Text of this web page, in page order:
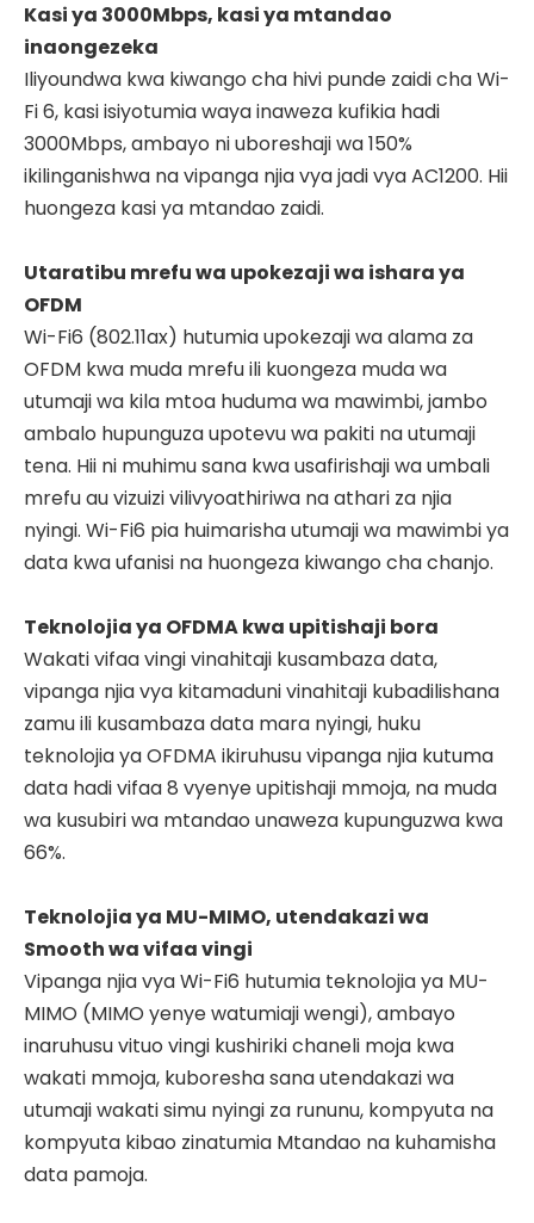
Kasi ya 3000Mbps, kasi ya mtandao
inaongezeka
Iliyoundwa kwa kiwango cha hivi punde zaidi cha Wi-
Fi 6, kasi isiyotumia waya inaweza kufikia hadi
3000Mbps, ambayo ni uboreshaji wa 150%
ikilinganishwa na vipanga njia vya jadi vya AC1200. Hii
huongeza kasi ya mtandao zaidi.
Utaratibu mrefu wa upokezaji wa ishara ya
OFDM
Wi-Fi6 (802.11ax) hutumia upokezaji wa alama za
OFDM kwa muda mrefu ili kuongeza muda wa
utumaji wa kila mtoa huduma wa mawimbi, jambo
ambalo hupunguza upotevu wa pakiti na utumaji
tena. Hii ni muhimu sana kwa usafirishaji wa umbali
mrefu au vizuizi vilivyoathiriwa na athari za njia
nyingi. Wi-Fi6 pia huimarisha utumaji wa mawimbi ya
data kwa ufanisi na huongeza kiwango cha chanjo.
Teknolojia ya OFDMA kwa upitishaji bora
Wakati vifaa vingi vinahitaji kusambaza data,
vipanga njia vya kitamaduni vinahitaji kubadilishana
zamu ili kusambaza data mara nyingi, huku
teknolojia ya OFDMA ikiruhusu vipanga njia kutuma
data hadi vifaa 8 vyenye upitishaji mmoja, na muda
wa kusubiri wa mtandao unaweza kupunguzwa kwa
66%.
Teknolojia ya MU-MIMO, utendakazi wa
Smooth wa vifaa vingi
Vipanga njia vya Wi-Fi6 hutumia teknolojia ya MU-
MIMO (MIMO yenye watumiaji wengi), ambayo
inaruhusu vituo vingi kushiriki chaneli moja kwa
wakati mmoja, kuboresha sana utendakazi wa
utumaji wakati simu nyingi za rununu, kompyuta na
kompyuta kibao zinatumia Mtandao na kuhamisha
data pamoja.